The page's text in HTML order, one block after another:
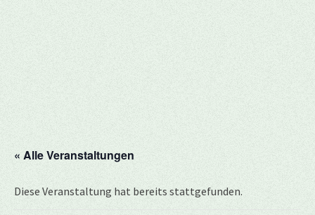
« Alle Veranstaltungen
Diese Veranstaltung hat bereits stattgefunden.